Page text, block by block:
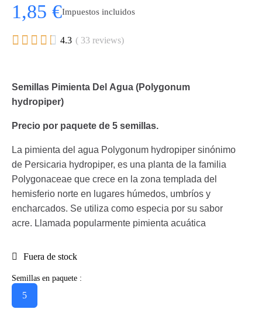
1,85 €Impuestos incluidos
     4.3 ( 33 reviews)
Semillas Pimienta Del Agua (Polygonum
hydropiper)
Precio por paquete de 5 semillas.
La pimienta del agua Polygonum hydropiper sinónimo
de Persicaria hydropiper, es una planta de la familia
Polygonaceae que crece en la zona templada del
hemisferio norte en lugares húmedos, umbríos y
encharcados. Se utiliza como especia por su sabor
acre. Llamada popularmente pimienta acuática
Fuera de stock
Semillas en paquete :
5